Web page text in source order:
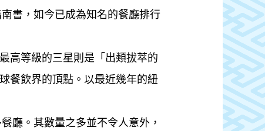
書，如今已成為知名的餐廳排行
高等級的三星則是「出類拔萃的
餐飲界的頂點。以最近幾年的紐
廳。其數量之多並不令人意外，